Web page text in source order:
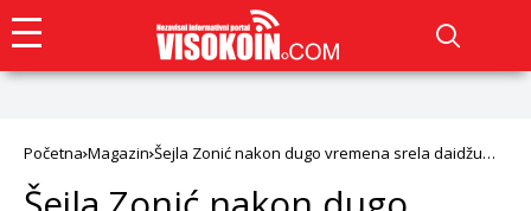
Početna Magazin Šejla Zonić nakon dugo vremena srela daidžu
na svadbi